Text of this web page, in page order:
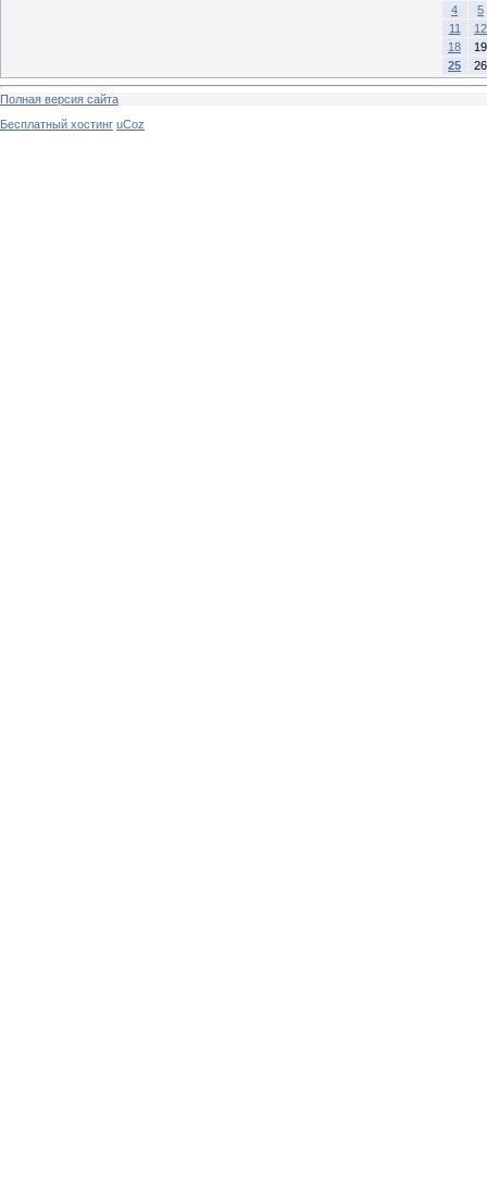
4
5
11
12
18
19
25
26
Полная версия сайта
Бесплатный хостинг uCoz